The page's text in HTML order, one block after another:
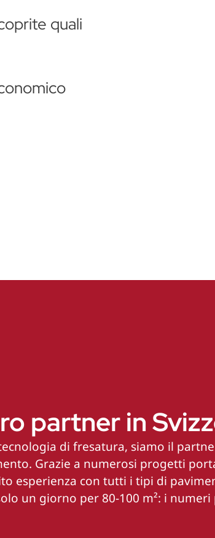
quali
partner in
di fresatura, siamo il
Grazie a numerosi progetti
esperienza con tutti i tipi di
un giorno per 80-100 m²: i numeri